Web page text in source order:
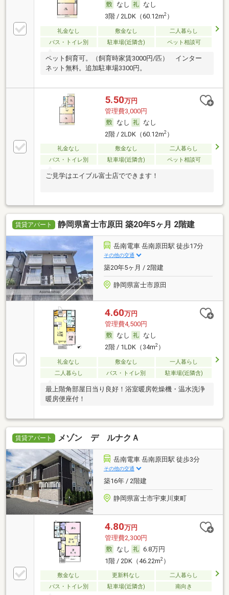
なし
なし
3階 / 2LDK（60.12m2）
礼金なし 敷金なし
二人暮らし
バス・トイレ別
駐車場(近隣含) ペット相談可
ペット飼育可。（飼育時家賃3000円/匹） インター
ネット無料。追加駐車場3300円。
5.50万円
管理費3,000円
なし
なし
2階 / 2LDK（60.12m2）
礼金なし 敷金なし
二人暮らし
バス・トイレ別
駐車場(近隣含) ペット相談可
ご見学はエイブル富士店でできます！
賃貸アパート 静岡県富士市原田 築20年5ヶ月 2階建
岳南電車 岳南原田駅 徒歩17分
その他の交通
築20年5ヶ月 / 2階建
静岡県富士市原田
4.60万円
管理費4,500円
なし
なし
2階 / 1LDK（34m2）
礼金なし 敷金なし
一人暮らし
二人暮らし
バス・トイレ別 駐車場(近隣含)
最上階角部屋日当り良好！浴室暖房乾燥機・温水洗浄
暖房便座付！
賃貸アパート メゾン デ ルナクＡ
岳南電車 岳南原田駅 徒歩3分
その他の交通
築16年 / 2階建
静岡県富士市宇東川東町
4.80万円
管理費2,300円
なし
6.8万円
1階 / 2DK（46.22m2）
敷金なし 更新料なし
二人暮らし
バス・トイレ別
駐車場(近隣含) 南向き